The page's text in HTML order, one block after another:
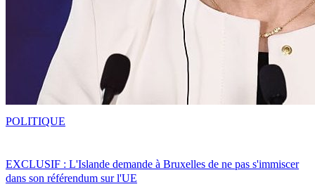
EXCLUSIF : L'Islande demande à Bruxelles de ne pas s'immiscer
dans son référendum sur l'UE
POLITIQUE